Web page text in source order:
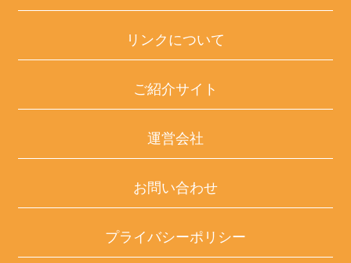
リンクについて
ご紹介サイト
運営会社
お問い合わせ
プライバシーポリシー